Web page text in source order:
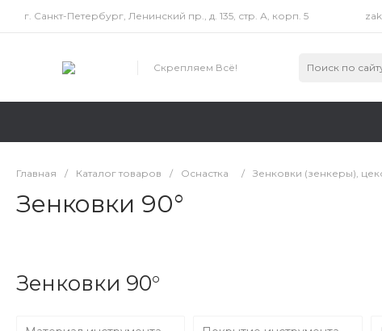
г. Санкт-Петербург, Ленинский пр., д. 135, стр. А, корп. 5
Скрепляем Всё!
Главная / Каталог товаров / Оснастка / Зенковки (зенкеры),
Зенковки 90°
Зенковки 90°